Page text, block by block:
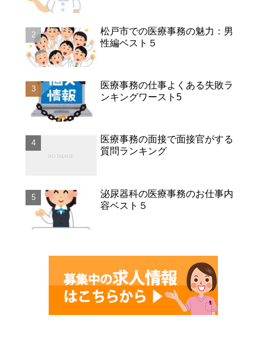
松戸市での医療事務の魅力：男
性編ベスト５
医療事務の仕事よくある失敗ラ
ンキングワースト5
医療事務の面接で面接官がする
質問ランキング
泌尿器科の医療事務のお仕事内
容ベスト５